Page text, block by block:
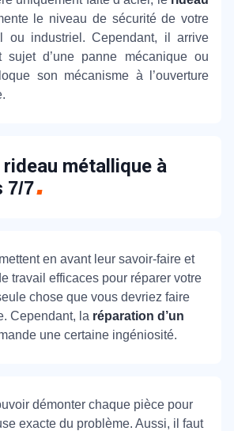
le niveau de sécurité de votre
ou industriel. Cependant, il arrive
sujet d’une panne mécanique ou
son mécanisme à l’ouverture
métallique à
7/7
en avant leur savoir-faire et
travail efficaces pour réparer votre
chose que vous devriez faire
Cependant, la réparation d’un
une certaine ingéniosité.
démonter chaque pièce pour
exacte du problème. Aussi, il faut